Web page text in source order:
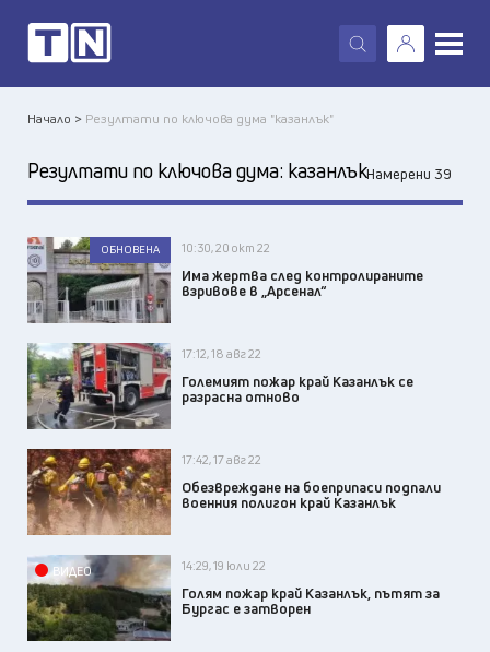
X
Начало > Резултати по ключова дума "казанлък"
Резултати по ключова дума: казанлъкНамерени 39
ОБНОВЕНА 10:30, 20 окт 22
Има жертва след контролираните
взривове в „Арсенал“
17:12, 18 авг 22
Големият пожар край Казанлък се
разрасна отново
17:42, 17 авг 22
Обезвреждане на боеприпаси подпали
военния полигон край Казанлък
ВИДЕО 14:29, 19 юли 22
Голям пожар край Казанлък, пътят за
Бургас е затворен